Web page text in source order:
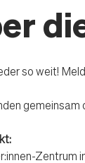
so weit!
gemeinsam
Zentrum